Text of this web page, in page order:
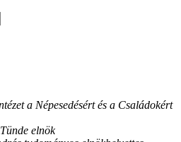
a Népesedésért és a Családokért
elnök